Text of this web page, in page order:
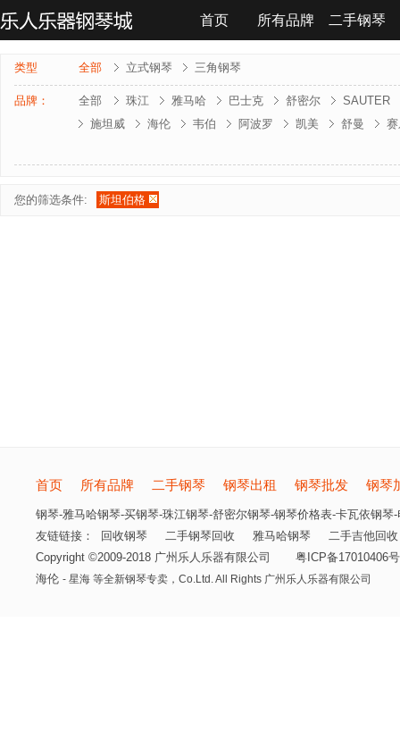
首页 所有品牌 二手钢琴
联系我们
类型 全部 立式钢琴 三角钢琴
品牌： 全部 珠江 雅马哈 巴士克 舒密尔
SAUTER
施坦威
海伦 韦伯 阿波罗 凯美 舒曼
您的筛选条件: 斯坦伯格
首页 所有品牌 二手钢琴 钢琴出租 钢琴批发 钢琴
钢琴-雅马哈钢琴-买钢琴-珠江钢琴-舒密尔钢琴-钢琴价格表-卡瓦依钢琴
友链链接：
回收钢琴 二手钢琴回收 雅马哈钢琴
二手吉他回收
Copyright ©2009-2018 广州乐人乐器有限公司
粤ICP备17010406
海伦 - 星海 等全新钢琴专卖， Co.Ltd. All Rights 广州乐人乐器有限公司